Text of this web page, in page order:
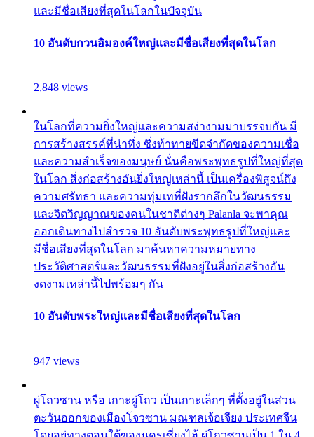
และมีชื่อเสียงที่สุดในโลกในปัจจุบัน
10 อันดับกวนอิมองค์ใหญ่และมีชื่อเสียงที่สุดในโลก
2,848 views
ในโลกที่ความยิ่งใหญ่และความสง่างามมาบรรจบกัน มี
การสร้างสรรค์ที่น่าทึ่ง ซึ่งท้าทายขีดจำกัดของความเชื่อ
และความสำเร็จของมนุษย์ นั่นคือพระพุทธรูปที่ใหญ่ที่สุด
ในโลก สิ่งก่อสร้างอันยิ่งใหญ่เหล่านี้ เป็นเครื่องพิสูจน์ถึง
ความศรัทธา และความทุ่มเทที่ฝังรากลึกในวัฒนธรรม
และจิตวิญญาณของคนในชาติต่างๆ Palanla จะพาคุณ
ออกเดินทางไปสำรวจ 10 อันดับพระพุทธรูปที่ใหญ่และ
มีชื่อเสียงที่สุดในโลก มาค้นหาความหมายทาง
ประวัติศาสตร์และวัฒนธรรมที่ฝังอยู่ในสิ่งก่อสร้างอัน
งดงามเหล่านี้ไปพร้อมๆ กัน
10 อันดับพระใหญ่และมีชื่อเสียงที่สุดในโลก
947 views
ผู่โถวซาน หรือ เกาะผู่โถว เป็นเกาะเล็กๆ ที่ตั้งอยู่ในส่วน
ตะวันออกของเมืองโจวซาน มณฑลเจ้อเจียง ประเทศจีน